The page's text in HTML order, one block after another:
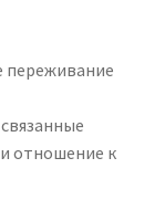
переживание
отношение к